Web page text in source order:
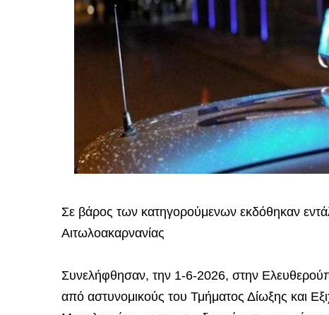
Σε βάρος των κατηγορούμενων εκδόθηκαν
Αιτωλοακαρνανίας
Συνελήφθησαν, την 1-6-2026, στην
από αστυνομικούς του Τμήματος Δίωξης και